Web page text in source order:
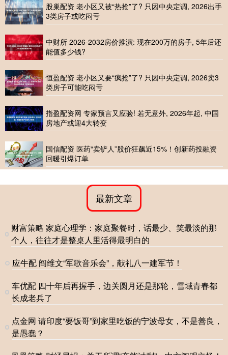
股巢配资 老小区又被“热抢”了? 只因中央定调, 2026出手
3类房子或吃闷亏
中财所 2026-2032房价推演: 现在200万的房子, 5年后还
能值多少钱?
恒盈配资 老小区又要“疯抢”了? 只因中央定调, 2026卖3
类房子可能吃闷亏
指盈配资网 专家预言又应验! 若无意外, 2026年起, 中国
房地产或迎4大转变
国信配资 医药“卖铲人”股价狂飙近15%！创新药投融资
回暖引爆订单
最新文章
财富策略 家庭心理学：家庭聚餐时，话最少、笑最淡的那
个人，往往才是整桌人里活得最明白的
应牛配 阎维文“军歌音乐会”，献礼八一建军节！
车优配 四十年后再握手，边关圆月还是那轮，雪域青春都
长成老兵了
点金网 请印度“要饭哥”到家里吃饭的宁波母女，不是善良，
是愚蠢？